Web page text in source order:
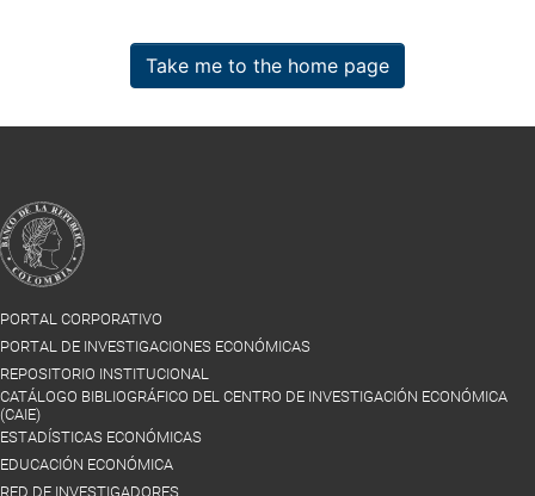
Take me to the home page
PORTAL CORPORATIVO
PORTAL DE INVESTIGACIONES ECONÓMICAS
REPOSITORIO INSTITUCIONAL
CATÁLOGO BIBLIOGRÁFICO DEL CENTRO DE INVESTIGACIÓN ECONÓMICA
(CAIE)
ESTADÍSTICAS ECONÓMICAS
EDUCACIÓN ECONÓMICA
RED DE INVESTIGADORES